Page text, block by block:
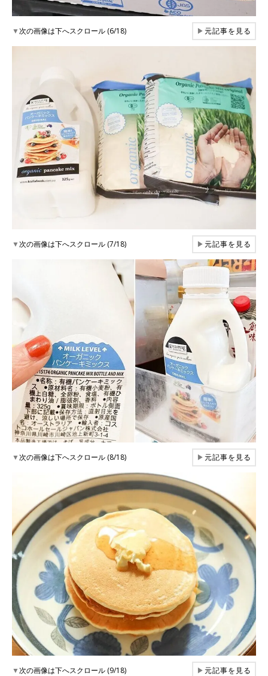
▼次の画像は下へスクロール (6/18) ▶元記事を見る
▼次の画像は下へスクロール (7/18) ▶元記事を見る
▼次の画像は下へスクロール (8/18) ▶元記事を見る
▼次の画像は下へスクロール (9/18) ▶元記事を見る